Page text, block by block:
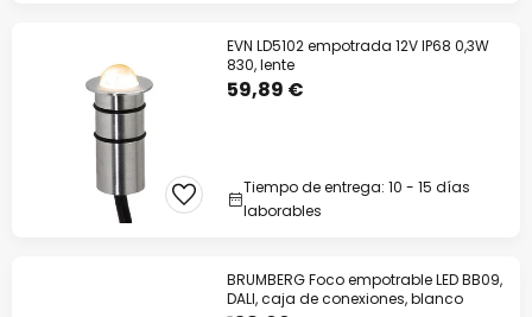
EVN LD5102 empotrada 12V IP68 0,3W
830, lente
59,89 €
Tiempo de entrega: 10 - 15 días
laborables
BRUMBERG Foco empotrable LED BB09,
DALI, caja de conexiones, blanco